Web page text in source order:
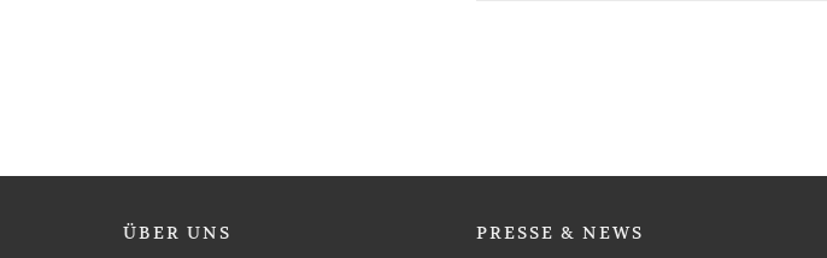
ÜBER UNS PRESSE & NEWS